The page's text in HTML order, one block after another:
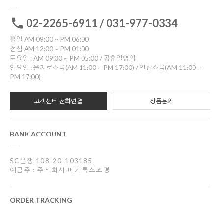
02-2265-6911 / 031-977-0334
평일 AM 09:00 ~ PM 06:00
점심 AM 12:00 ~ PM 01:00
토요일 : AM 09:00 ~ PM 05:00 / 공휴일영업
일요일 : 을지로쇼룸(AM 11:00 ~ PM 17:00) / 일산쇼룸(AM 11:00 ~
PM 17:00)
고객센터 전화연결 상품문의
BANK ACCOUNT
SC은행 108-20-103185
예금주 : 주식회사 메가룩스조명
ORDER TRACKING